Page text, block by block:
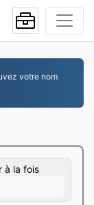
votre nom
à la fois